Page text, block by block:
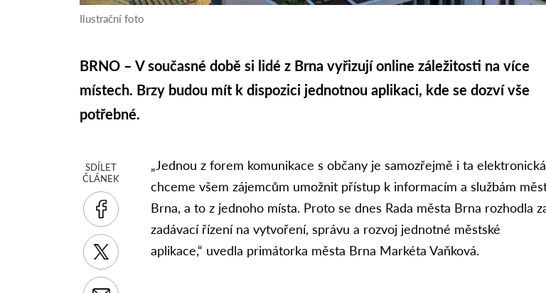
Ilustrační foto
BRNO – V současné době si lidé z Brna vyřizují online záležitosti na více
místech. Brzy budou mít k dispozici jednotnou aplikaci, kde se dozví vše
potřebné.
SDÍLET
ČLÁNEK
„Jednou z forem komunikace s občany je samozřejmě i ta
chceme všem zájemcům umožnit přístup k informacím a službám
Brna, a to z jednoho místa. Proto se dnes Rada města Brna rozhodla
zadávací řízení na vytvoření, správu a rozvoj jednotné městské
aplikace,“ uvedla primátorka města Brna Markéta Vaňková.